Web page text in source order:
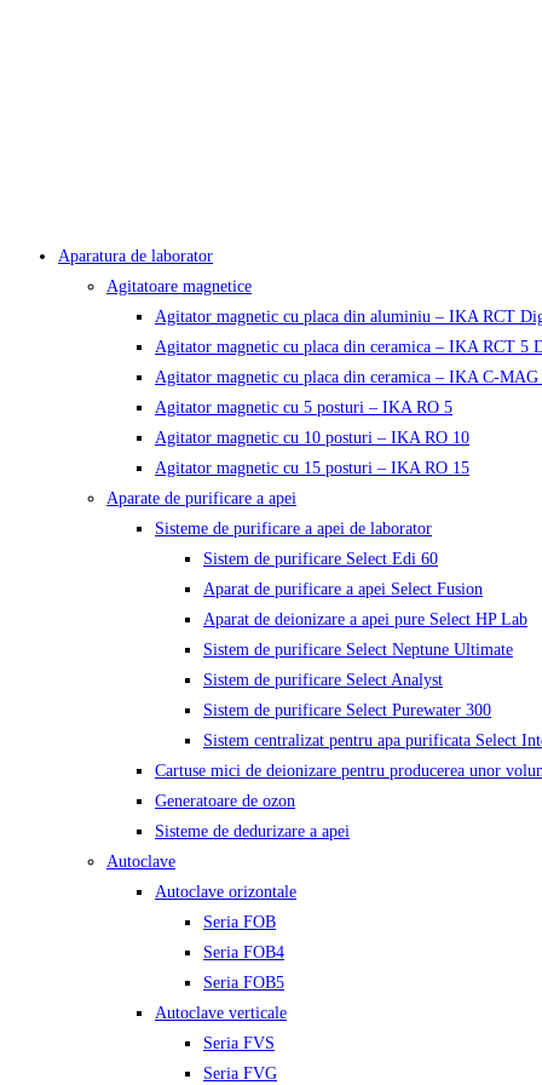
Aparatura de laborator
Agitatoare magnetice
Agitator magnetic cu placa din aluminiu – IKA RCT
Agitator magnetic cu placa din ceramica – IKA RCT 5
Agitator magnetic cu placa din ceramica – IKA C-MAG
Agitator magnetic cu 5 posturi – IKA RO 5
Agitator magnetic cu 10 posturi – IKA RO 10
Agitator magnetic cu 15 posturi – IKA RO 15
Aparate de purificare a apei
Sisteme de purificare a apei de laborator
Sistem de purificare Select Edi 60
Aparat de purificare a apei Select Fusion
Aparat de deionizare a apei pure Select HP Lab
Sistem de purificare Select Neptune Ultimate
Sistem de purificare Select Analyst
Sistem de purificare Select Purewater 300
Sistem centralizat pentru apa purificata Select
Cartuse mici de deionizare pentru producerea unor
Generatoare de ozon
Sisteme de dedurizare a apei
Autoclave
Autoclave orizontale
Seria FOB
Seria FOB4
Seria FOB5
Autoclave verticale
Seria FVS
Seria FVG